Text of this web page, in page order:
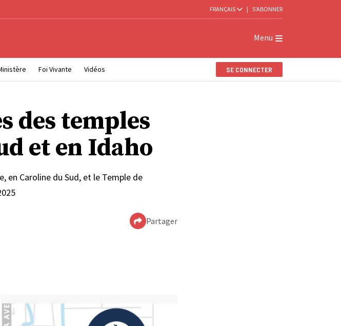
FRANÇAIS | S'ABONNER
Menu
Foi Vivante Vidéos SE CONNECTER
des temples
et en Idaho
en Caroline du Sud, et le Temple de
Partager